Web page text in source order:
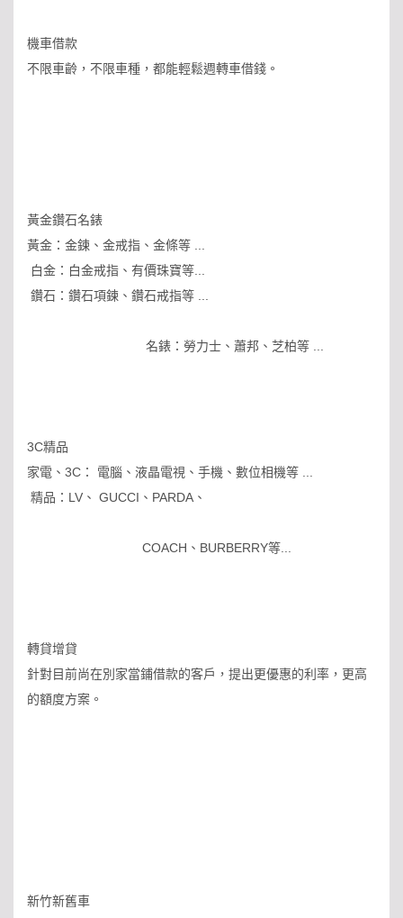
機車借款
不限車齡，不限車種，都能輕鬆週轉車借錢。
黃金鑽石名錶
黃金：金鍊、金戒指、金條等 ...
白金：白金戒指、有價珠寶等...
鑽石：鑽石項鍊、鑽石戒指等 ...
名錶：勞力士、蕭邦、芝柏等 ...
3C精品
家電、3C： 電腦、液晶電視、手機、數位相機等 ...
精品：LV、 GUCCI、PARDA、
COACH、BURBERRY等...
轉貸增貸
針對目前尚在別家當鋪借款的客戶，提出更優惠的利率，更高
的額度方案。
新竹新舊車